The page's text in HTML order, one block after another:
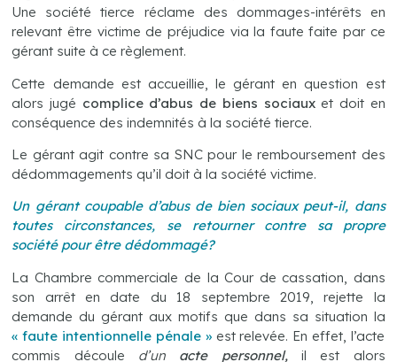
Une société tierce réclame des dommages-intérêts en
relevant être victime de préjudice via la faute faite par ce
gérant suite à ce règlement.
Cette demande est accueillie, le gérant en question est
alors jugé complice d’abus de biens sociauxet doit en
conséquence des indemnités à la société tierce.
Le gérant agit contre sa SNC pour le remboursement des
dédommagements qu’il doit à la société victime.
Un gérant coupable d’abus de bien sociaux peut-il, dans
toutes circonstances, se retourner contre sa propre
société pour être dédommagé?
La Chambre commerciale de la Cour de cassation, dans
son arrêt en date du 18 septembre 2019, rejette la
demande du gérant aux motifs que dans sa situation la
« faute intentionnelle pénale »est relevée. En effet, l’acte
commis découle d’un acte personnel, il est alors